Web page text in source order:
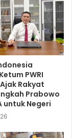
PWRI
Rakyat
Prabowo
untuk Negeri